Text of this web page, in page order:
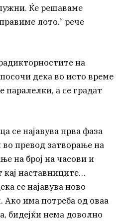
Ќе решаваме
лото.“ рече
на
дека во исто време
паралелки, а се градат
се најавува прва фаза
превод затворање на
на број на часови и
кај наставниците…
се најавува ново
има потреба од оваа
бидејќи нема доволно